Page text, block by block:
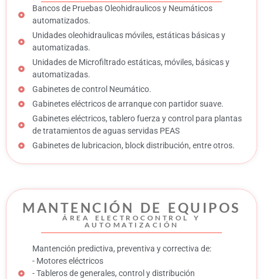
Bancos de Pruebas Oleohidraulicos y Neumáticos
automatizados.
Unidades oleohidraulicas móviles, estáticas básicas y
automatizadas.
Unidades de Microfiltrado estáticas, móviles, básicas y
automatizadas.
Gabinetes de control Neumático.
Gabinetes eléctricos de arranque con partidor suave.
Gabinetes eléctricos, tablero fuerza y control para plantas
de tratamientos de aguas servidas PEAS
Gabinetes de lubricacion, block distribución, entre otros.
MANTENCIÓN DE EQUIPOS
ÁREA ELECTROCONTROL Y
AUTOMATIZACIÓN
Mantención predictiva, preventiva y correctiva de:
- Motores eléctricos
- Tableros de generales, control y distribución